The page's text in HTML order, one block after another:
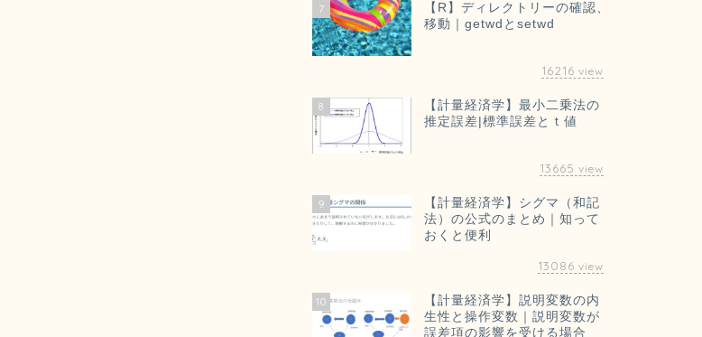
7
【R】ディレクトリーの確認、
移動｜getwdとsetwd
16216 view
8
【計量経済学】最小二乗法の
推定誤差|標準誤差とｔ値
13665 view
9
【計量経済学】シグマ（和記
法）の公式のまとめ｜知って
おくと便利
13086 view
10
【計量経済学】説明変数の内
生性と操作変数｜説明変数が
誤差項の影響を受ける場合